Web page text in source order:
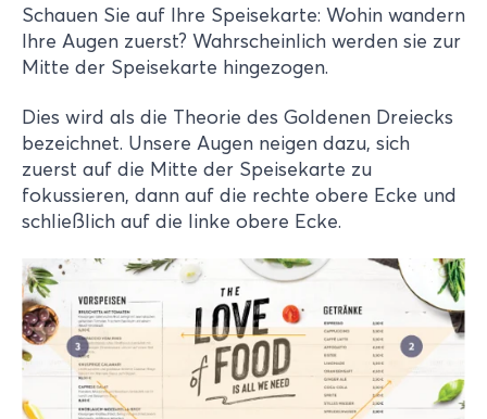
Schauen Sie auf Ihre Speisekarte: Wohin wandern
Ihre Augen zuerst? Wahrscheinlich werden sie zur
Mitte der Speisekarte hingezogen.
Dies wird als die Theorie des Goldenen Dreiecks
bezeichnet. Unsere Augen neigen dazu, sich
zuerst auf die Mitte der Speisekarte zu
fokussieren, dann auf die rechte obere Ecke und
schließlich auf die linke obere Ecke.